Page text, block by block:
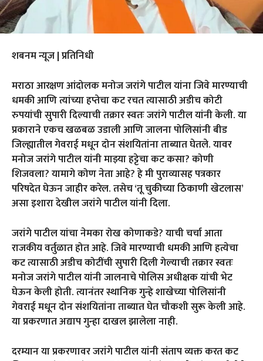
शबनम न्यूज | प्रतिनिधी
मराठा आरक्षण आंदोलक मनोज जरांगे पाटील यांना जिवे मारण्याची
धमकी आणि त्यांच्या हप्तेचा कट रचत त्यासाठी अडीच कोटी
रुपयांची सुपारी दिल्याची तक्रार स्वतः जरांगे पाटील यांनी केली. या
प्रकाराने एकच खळबळ उडाली आणि जालना पोलिसांनी बीड
जिल्ह्यातील गेवराई मधून दोन संशयितांना ताब्यात घेतले. यावर
मनोज जरांगे पाटील यांनी माझ्या हट्टेचा कट कसा? कोणी
शिजवला? यामागे कोण नेता आहे? हे मी पुराव्यासह पत्रकार
परिषदेत घेऊन जाहीर करेल. तसेच ‘तू चुकीच्या ठिकाणी खेटलास’
असा इशारा देखील जरांगे पाटील यांनी दिला.
जरांगे पाटील यांचा नेमका रोख कोणाकडे? याची चर्चा आता
राजकीय वर्तुळात होत आहे. जिवे मारण्याची धमकी आणि हत्येचा
कट त्यासाठी अडीच कोटींची सुपारी दिली गेल्याची तक्रार स्वतः
मनोज जरांगे पाटील यांनी जालनाचे पोलिस अधीक्षक यांची भेट
घेऊन केली होती. त्यानंतर स्थानिक गुन्हे शाखेच्या पोलिसांनी
गेवराई मधून दोन संशयितांना ताब्यात घेत चौकशी सुरू केली आहे.
या प्रकरणात अद्याप गुन्हा दाखल झालेला नाही.
दरम्यान या प्रकरणावर जरांगे पाटील यांनी संताप व्यक्त करत कट